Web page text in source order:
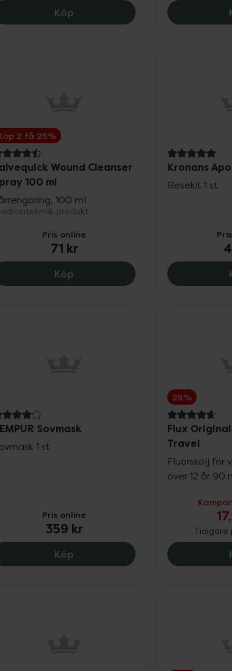
Köp Meroda Cosmetics Mini
2 få 25%
av 5 i omdöme
Wound Cleanser
100 ml
100 ml
produkt
Pris online
71 kr
Köp Salvequick Wound Cleanser
5 av 5 i
Kronans
Resekit 1 st
av 5 i omdöme
Sovmask
1 st
Pris online
359 kr
Köp TEMPUR Sovmask, 359 kr.
25%
4.9 av 5 i
Flux
Travel
Fluorskölj för
över 12 år 90
Tidigare